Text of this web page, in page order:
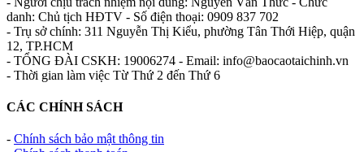
danh: Chủ tịch HĐTV - Số điện thoại: 0909 837 702
- Trụ sở chính: 311 Nguyễn Thị Kiểu, phường Tân Thới Hiệp, quận
12, TP.HCM
- TỔNG ĐÀI CSKH: 19006274 - Email: info@baocaotaichinh.vn
- Thời gian làm việc Từ Thứ 2 đến Thứ 6
CÁC CHÍNH SÁCH
- Chính sách bảo mật thông tin